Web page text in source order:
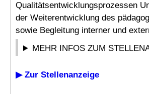
Qualitätsentwicklungsprozessen
der Weiterentwicklung des
sowie Begleitung interner und
MEHR INFOS ZUM
▶ Zur Stellenanzeige